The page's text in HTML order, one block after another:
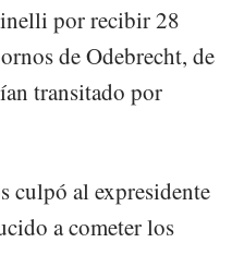
por recibir 28
de Odebrecht, de
transitado por
culpó al expresidente
a cometer los